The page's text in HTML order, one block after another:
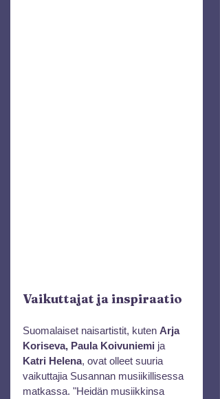
Vaikuttajat ja inspiraatio
Suomalaiset naisartistit, kuten Arja
Koriseva, Paula Koivuniemi ja
Katri Helena, ovat olleet suuria
vaikuttajia Susannan musiikillisessa
matkassa. "Heidän musiikkinsa